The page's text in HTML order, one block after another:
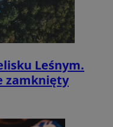
Leśnym.
zamknięty